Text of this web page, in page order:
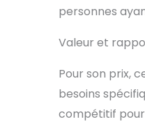
personnes
Valeur et
Pour son prix,
besoins
compétitif